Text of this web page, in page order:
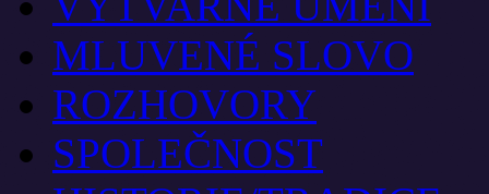
MLUVENÉ SLOVO
ROZHOVORY
SPOLEČNOST